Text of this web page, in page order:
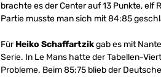
brachte es der Center auf 13 Punkte, elf
Partie musste man sich mit 84:85
FürHeiko Schaffartzikgab es mit
Serie. In Le Mans hatte der Tabellen-
Probleme. Beim 85:75 blieb der